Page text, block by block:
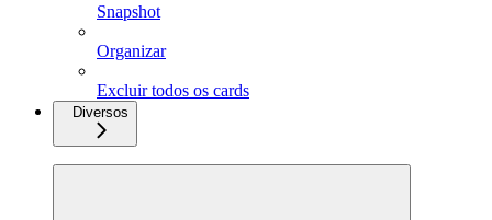
Snapshot
Organizar
Excluir todos os cards
Diversos